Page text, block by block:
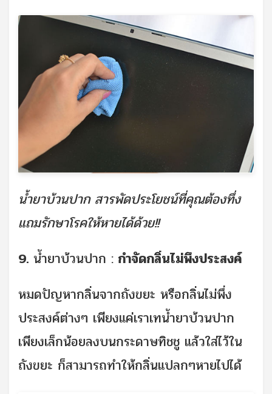
น้ำยาบ้วนปาก สารพัดประโยชน์ที่คุณต้องทึ่ง
แถมรักษาโรคให้หายได้ด้วย!!
9. น้ำยาบ้วนปาก : กำจัดกลิ่นไม่พึงประสงค์
หมดปัญหากลิ่นจากถังขยะ หรือกลิ่นไม่พึ่ง
ประสงค์ต่างๆ เพียงแค่เราเทน้ำยาบ้วนปาก
เพียงเล็กน้อยลงบนกระดาษทิชชู แล้วใส่ไว้ใน
ถังขยะ ก็สามารถทำให้กลิ่นแปลกๆหายไปได้